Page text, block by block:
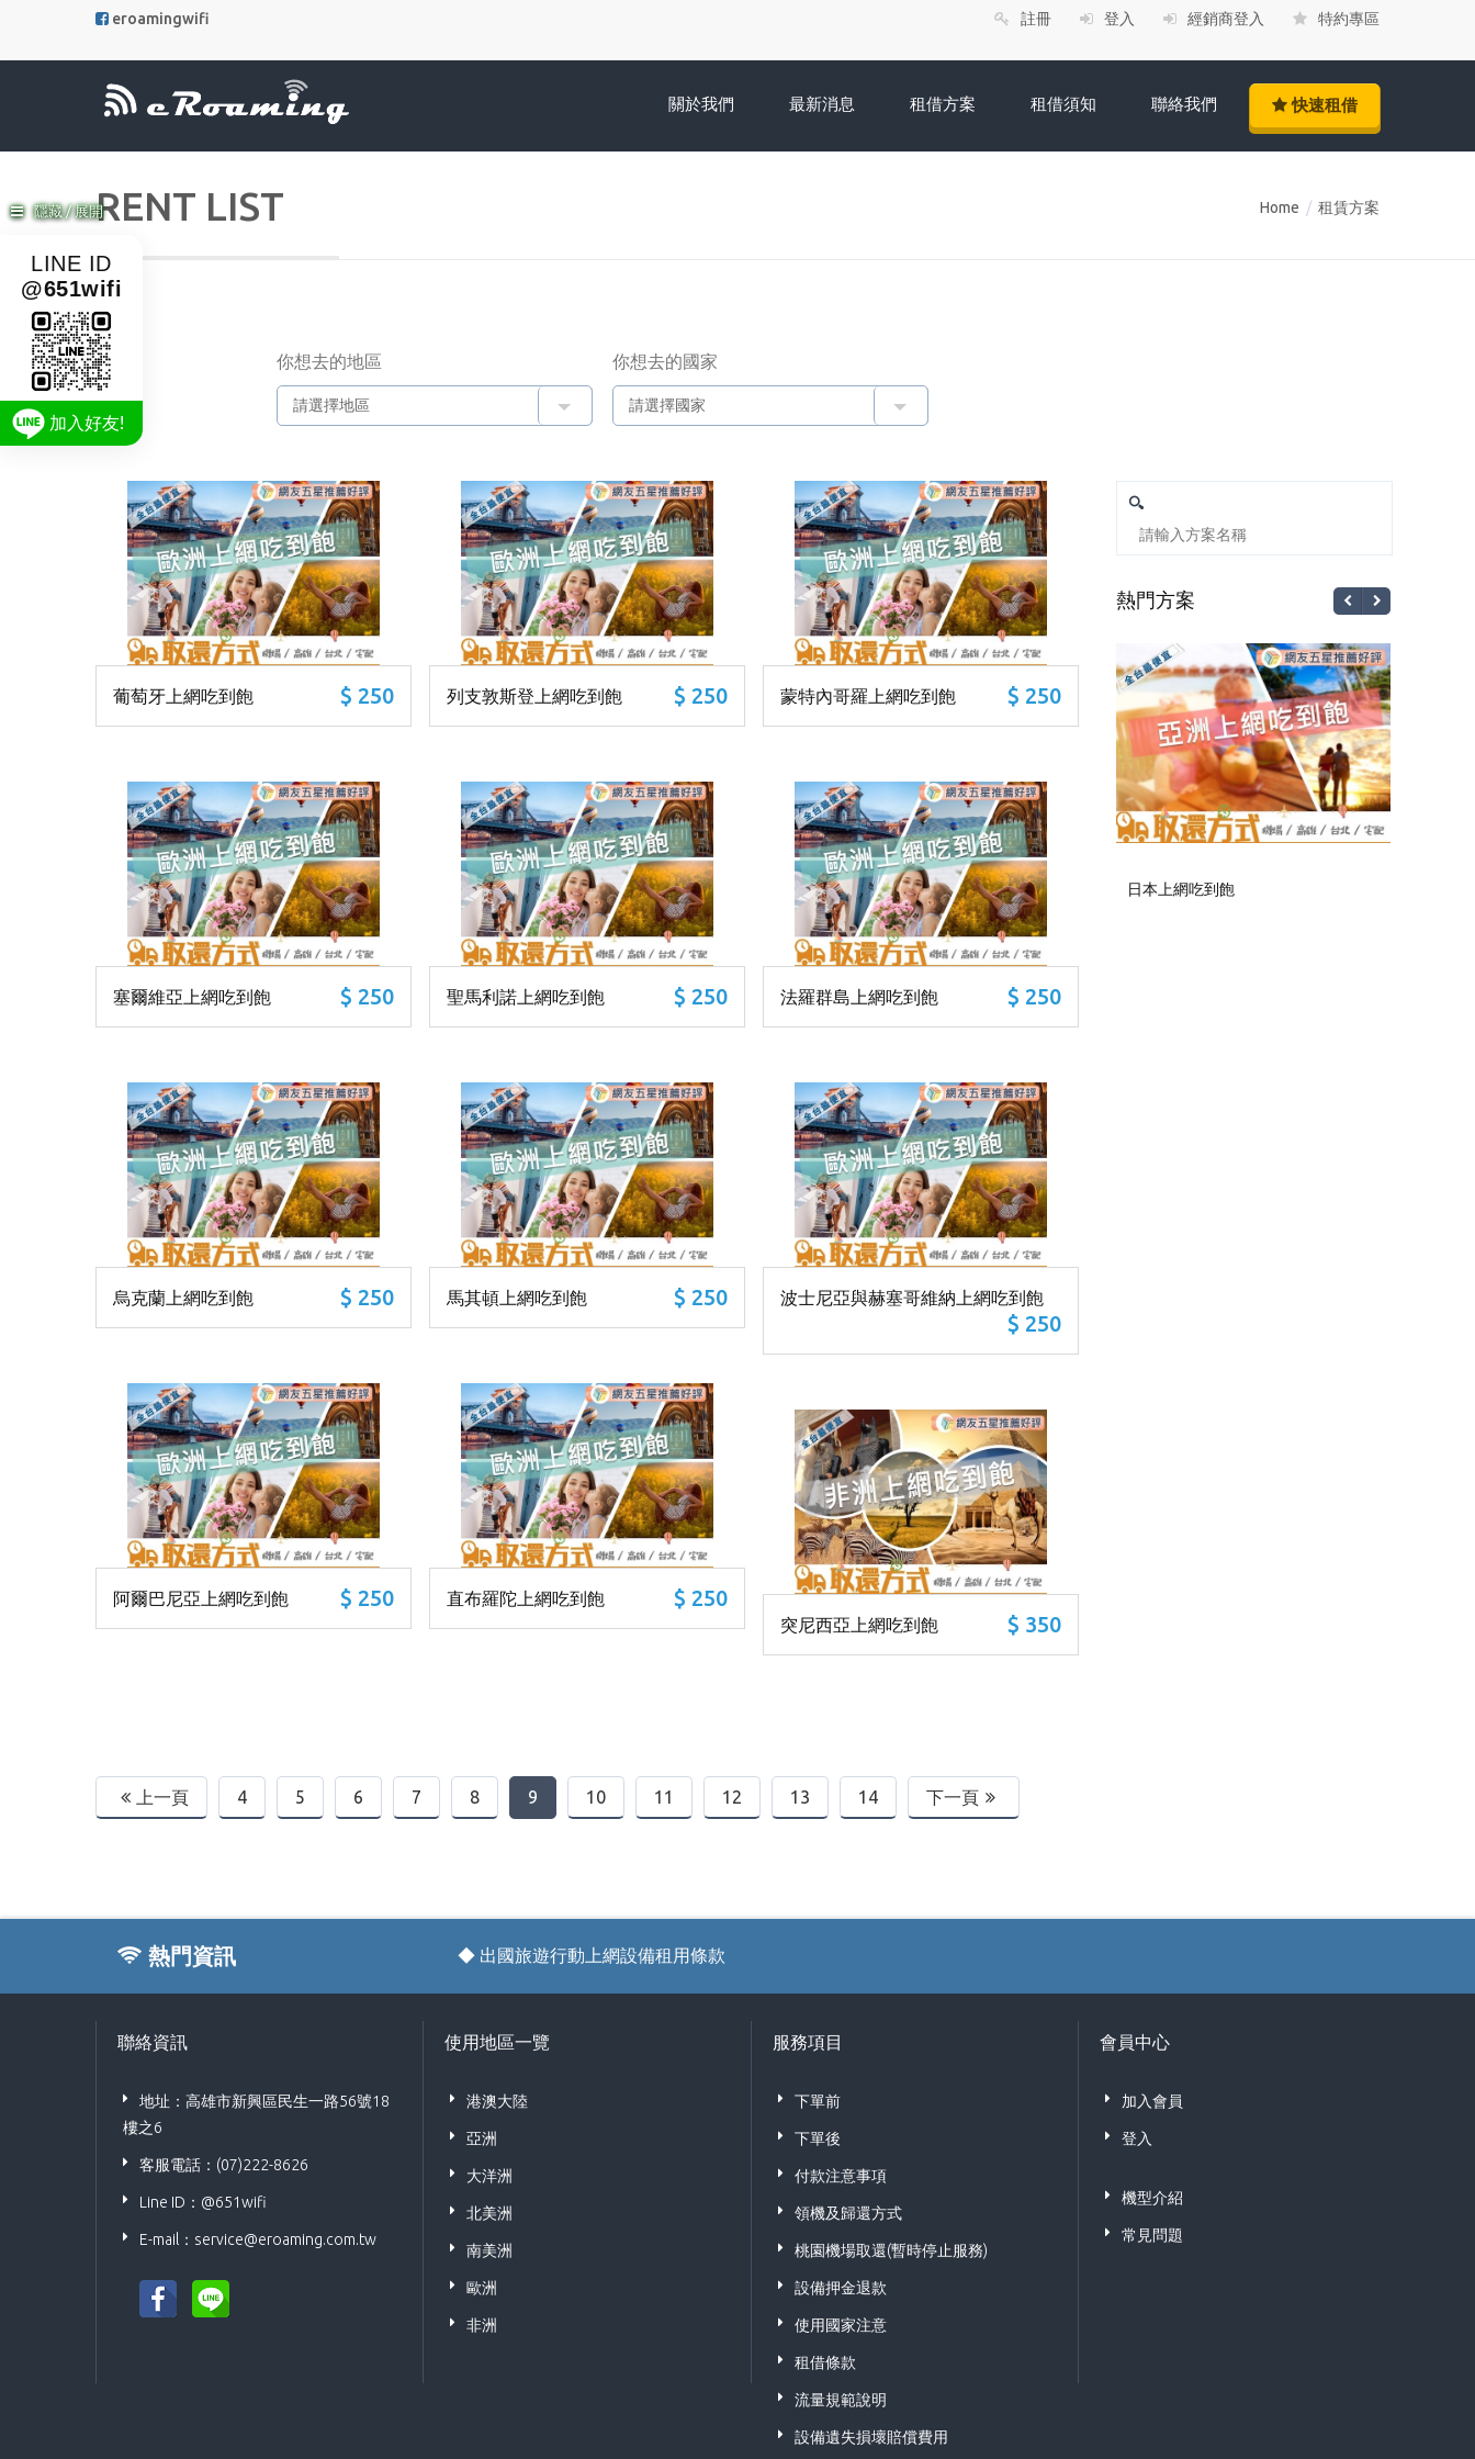
隱藏 / 展開
LINE ID
@651wifi
加入好友!
eroamingwifi 註冊 登入 經銷商登入 特約專區
關於我們 最新消息 租借方案 租借須知 聯絡我們 快速租借
RENT LIST Home / 租賃方案
你想去的地區 你想去的國家
葡萄牙上網吃到飽 $ 250 列支敦斯登上網吃到飽 $ 250 蒙特內哥羅上網吃到飽 $ 250
塞爾維亞上網吃到飽 $ 250 聖馬利諾上網吃到飽 $ 250 法羅群島上網吃到飽 $ 250
烏克蘭上網吃到飽 $ 250 馬其頓上網吃到飽 $ 250 波士尼亞與赫塞哥維納上網吃到飽
$ 250
阿爾巴尼亞上網吃到飽 $ 250 直布羅陀上網吃到飽 $ 250
突尼西亞上網吃到飽 $ 350
上一頁 4 5 6 7 8 9 10 11 12 13 14 下一頁
熱門方案
日本上網吃到飽
熱門資訊 ◆ 出國旅遊行動上網設備租用條款
聯絡資訊
地址：高雄市新興區民生一路56號18
樓之6
客服電話：(07)222-8626
Line ID：@651wifi
E-mail： service@eroaming.com.tw
使用地區一覽
港澳大陸
亞洲
大洋洲
北美洲
南美洲
歐洲
非洲
服務項目
下單前
下單後
付款注意事項
領機及歸還方式
桃園機場取還(暫時停止服務)
設備押金退款
使用國家注意
租借條款
流量規範說明
設備遺失損壞賠償費用
會員中心
加入會員
登入
機型介紹
常見問題